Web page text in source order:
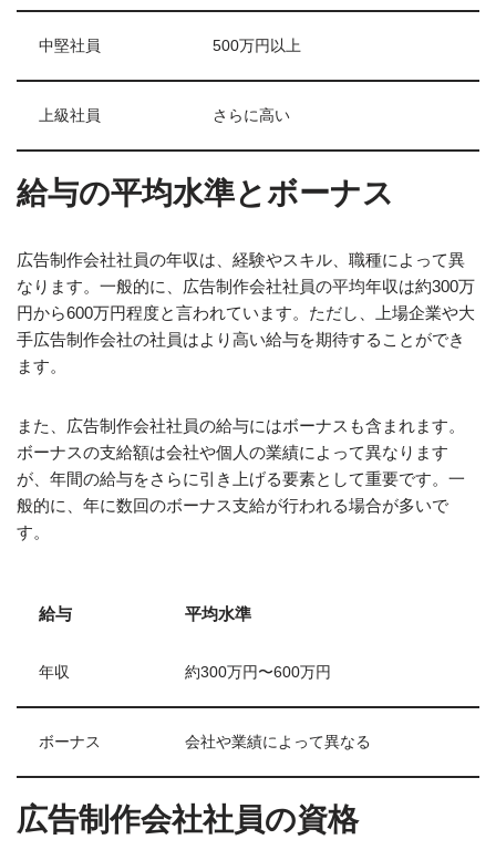
中堅社員 500万円以上
上級社員 さらに高い
給与の平均水準とボーナス
広告制作会社社員の年収は、経験やスキル、職種によって異
なります。一般的に、広告制作会社社員の平均年収は約300万
円から600万円程度と言われています。ただし、上場企業や大
手広告制作会社の社員はより高い給与を期待することができ
ます。
また、広告制作会社社員の給与にはボーナスも含まれます。
ボーナスの支給額は会社や個人の業績によって異なります
が、年間の給与をさらに引き上げる要素として重要です。一
般的に、年に数回のボーナス支給が行われる場合が多いで
す。
給与 平均水準
年収 約300万円〜600万円
ボーナス 会社や業績によって異なる
広告制作会社社員の資格